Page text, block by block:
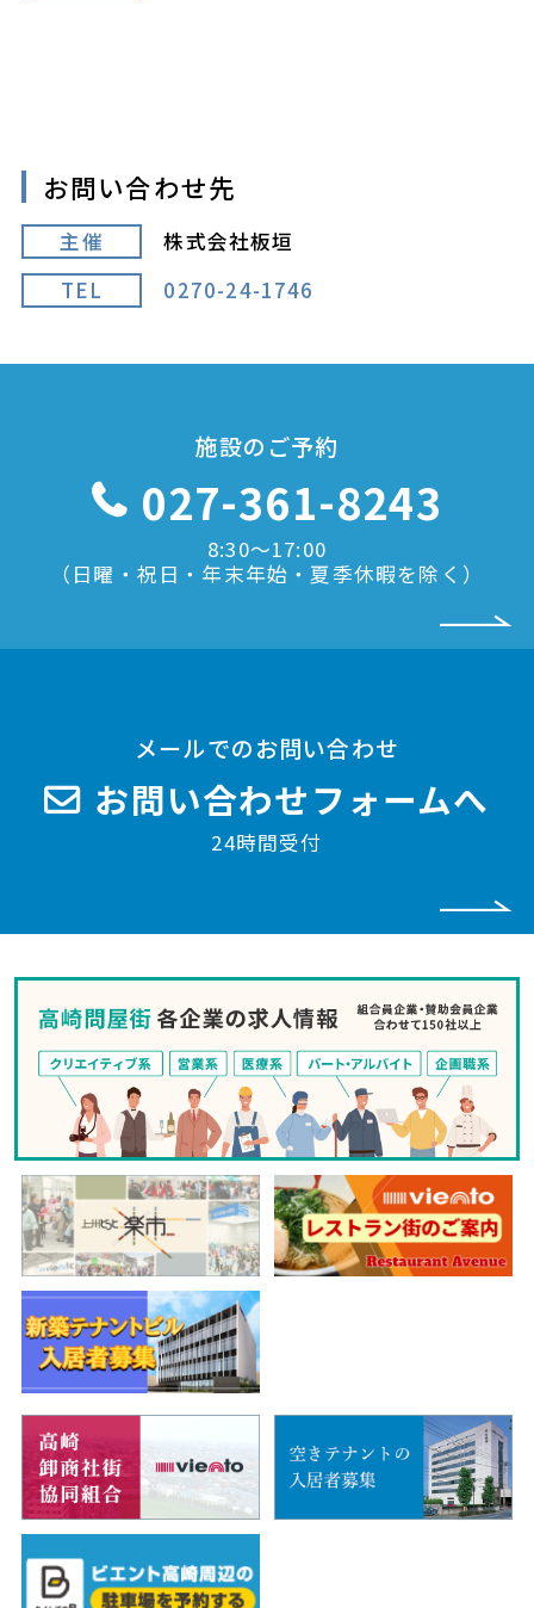
お問い合わせ先
主催
株式会社板垣
TEL
0270-24-1746
施設のご予約
027-361-8243
8:30〜17:00
（日曜・祝日・年末年始・夏季休暇を除く）
メールでのお問い合わせ
お問い合わせフォームへ
24時間受付